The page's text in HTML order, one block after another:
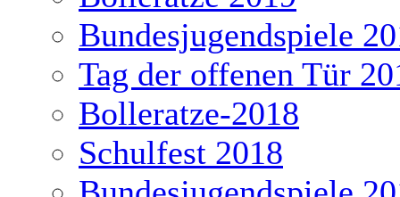
Bundesjugendspiele
Tag der offenen Tür
Bolleratze-2018
Schulfest 2018